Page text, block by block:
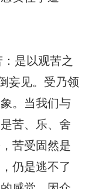
是以观苦之
妄见。受乃领
。当我们与
苦、乐、舍
苦受固然是
仍是逃不了